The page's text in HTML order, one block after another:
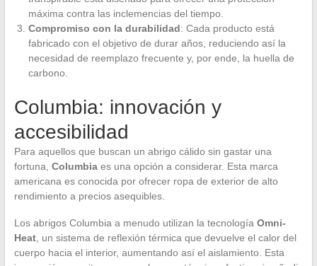
máxima contra las inclemencias del tiempo.
Compromiso con la durabilidad: Cada producto está
fabricado con el objetivo de durar años, reduciendo así la
necesidad de reemplazo frecuente y, por ende, la huella de
carbono.
Columbia: innovación y
accesibilidad
Para aquellos que buscan un abrigo cálido sin gastar una
fortuna, Columbiaes una opción a considerar. Esta marca
americana es conocida por ofrecer ropa de exterior de alto
rendimiento a precios asequibles.
Los abrigos Columbia a menudo utilizan la tecnología Omni-
Heat, un sistema de reflexión térmica que devuelve el calor del
cuerpo hacia el interior, aumentando así el aislamiento. Esta